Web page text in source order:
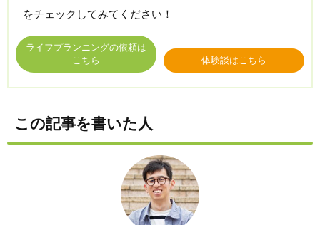
をチェックしてみてください！
ライフプランニングの依頼は
こちら
体験談はこちら
この記事を書いた人